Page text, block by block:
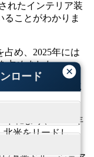
×
ロード
れたインテリア装
ことがわかりま
め、2025年には
占めました。
における主要な主
ドにより、2025 年
北米をリードし、